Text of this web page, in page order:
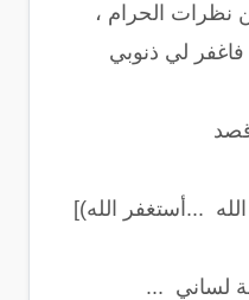
الحرام ،
لي ذنوبي
...أستغفر الله)]
لساني ...